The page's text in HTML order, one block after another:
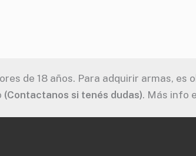
de 18 años. Para adquirir armas,
(Contactanos si tenés dudas). Más info